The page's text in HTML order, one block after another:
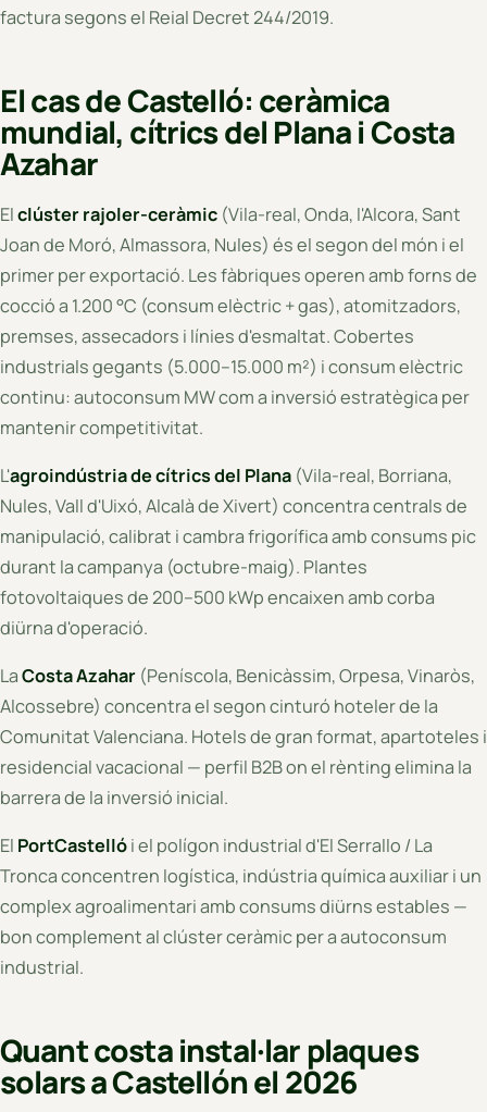
factura segons el Reial Decret 244/2019.
El cas de Castelló: ceràmica
mundial, cítrics del Plana i Costa
Azahar
Elclúster rajoler-ceràmic (Vila-real, Onda, l'Alcora, Sant
Joan de Moró, Almassora, Nules) és el segon del món i el
primer per exportació. Les fàbriques operen amb forns de
cocció a 1.200 °C (consum elèctric + gas), atomitzadors,
premses, assecadors i línies d'esmaltat. Cobertes
industrials gegants (5.000–15.000 m²) i consum elèctric
continu: autoconsum MW com a inversió estratègica per
mantenir competitivitat.
L'agroindústria de cítrics del Plana (Vila-real, Borriana,
Nules, Vall d'Uixó, Alcalà de Xivert) concentra centrals de
manipulació, calibrat i cambra frigorífica amb consums pic
durant la campanya (octubre-maig). Plantes
fotovoltaiques de 200–500 kWp encaixen amb corba
diürna d'operació.
LaCosta Azahar (Peníscola, Benicàssim, Orpesa, Vinaròs,
Alcossebre) concentra el segon cinturó hoteler de la
Comunitat Valenciana. Hotels de gran format, apartoteles i
residencial vacacional — perfil B2B on el rènting elimina la
barrera de la inversió inicial.
El PortCastellói el polígon industrial d'El Serrallo / La
Tronca concentren logística, indústria química auxiliar i un
complex agroalimentari amb consums diürns estables —
bon complement al clúster ceràmic per a autoconsum
industrial.
Quant costa instal·lar plaques
solars a Castellón el 2026